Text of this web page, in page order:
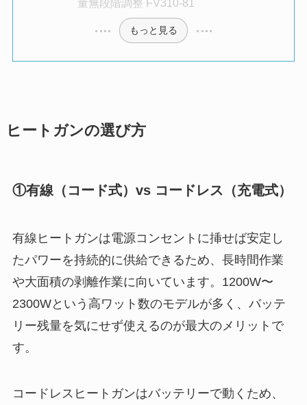
量無段階調整 FV310-81
もっと見る
ヒートガンの選び方
①有線（コード式）vs コードレス（充電式）
有線ヒートガンは電源コンセントに挿せば安定し
たパワーを持続的に供給できるため、長時間作業
や大面積の剥離作業に向いています。1200W〜
2300Wという高ワット数のモデルが多く、バッテ
リー残量を気にせず使えるのが最大のメリットで
す。
コードレスヒートガンはバッテリーで動くため、